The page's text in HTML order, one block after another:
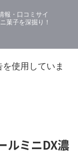
報・口コミサイ
菓子を深掘り！
使用していま
ルミニDX濃